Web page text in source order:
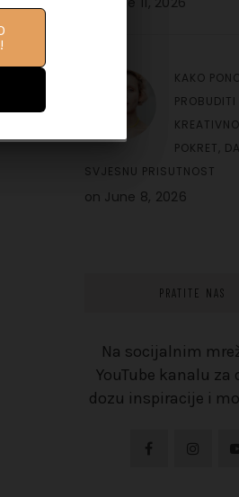
KAKO
PROBUDITI
POKRET,
SVJESNU PRISUTNOST
on June 8, 2026
PRATITE NAS
Na socijalnim
YouTube kanalu za
dozu inspiracije i